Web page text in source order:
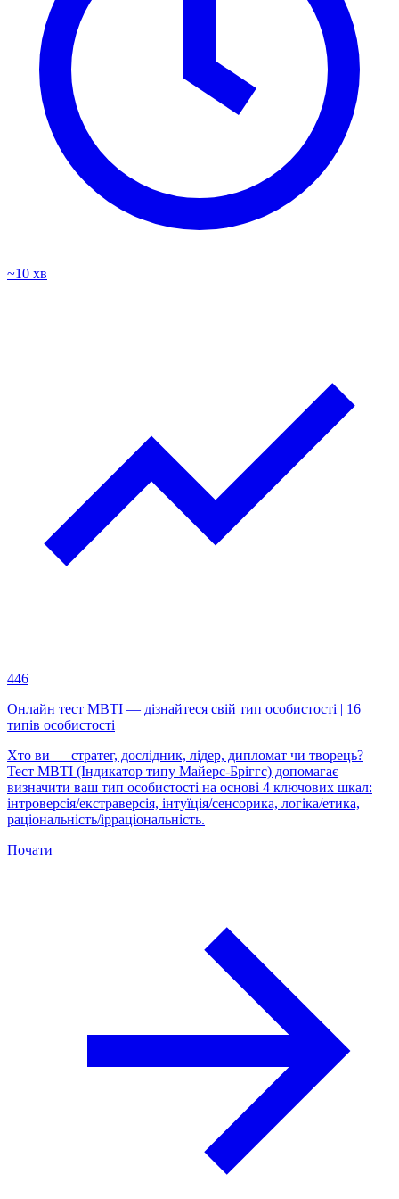
~10 хв
446
Онлайн тест MBTI — дізнайтеся свій тип особистості | 16
типів особистості
Хто ви — стратег, дослідник, лідер, дипломат чи творець?
Тест MBTI (Індикатор типу Майерс-Бріггс) допомагає
визначити ваш тип особистості на основі 4 ключових шкал:
інтроверсія/екстраверсія, інтуїція/сенсорика, логіка/етика,
раціональність/ірраціональність.
Почати